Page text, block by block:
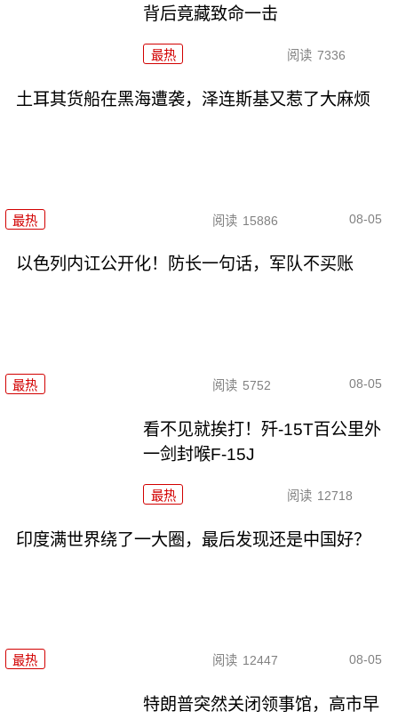
背后竟藏致命一击
最热 阅读 7336
土耳其货船在黑海遭袭，泽连斯基又惹了大麻烦
最热 阅读 15886 08-05
以色列内讧公开化！防长一句话，军队不买账
最热 阅读 5752 08-05
看不见就挨打！歼-15T百公里外
一剑封喉F-15J
最热 阅读 12718
印度满世界绕了一大圈，最后发现还是中国好？
最热 阅读 12447 08-05
特朗普突然关闭领事馆，高市早